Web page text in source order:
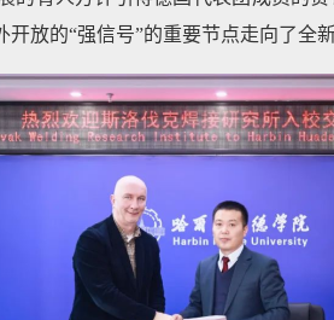
放的“强信号”的重要节点走向了全